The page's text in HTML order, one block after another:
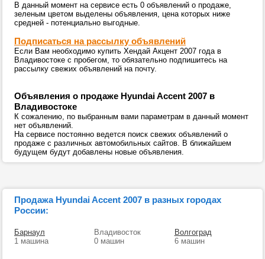
В данный момент на сервисе есть 0 объявлений о продаже,
зеленым цветом выделены объявления, цена которых ниже
средней - потенциально выгодные.
Подписаться на рассылку объявлений
Если Вам необходимо купить Хендай Акцент 2007 года в
Владивостоке с пробегом, то обязательно подпишитесь на
рассылку свежих объявлений на почту.
Объявления о продаже Hyundai Accent 2007 в
Владивостоке
К сожалению, по выбранным вами параметрам в данный момент
нет объявлений.
На сервисе постоянно ведется поиск свежих объявлений о
продаже с различных автомобильных сайтов. В ближайшем
будущем будут добавлены новые объявления.
Продажа Hyundai Accent 2007 в разных городах
России:
Барнаул
1 машина
Владивосток
0 машин
Волгоград
6 машин